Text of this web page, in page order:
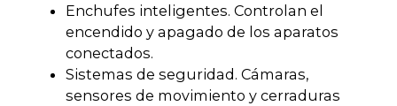
Enchufes inteligentes. Controlan el
encendido y apagado de los aparatos
conectados.
Sistemas de seguridad. Cámaras,
sensores de movimiento y cerraduras